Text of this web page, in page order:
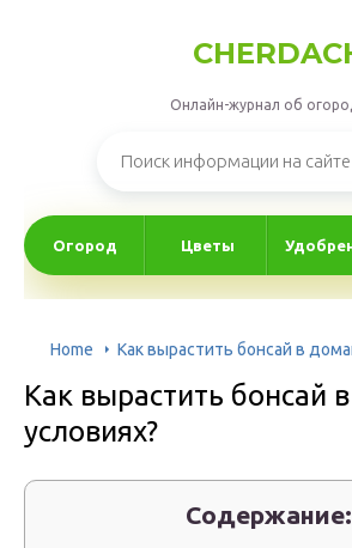
Онлайн-журнал об
Огород Цветы
Home Как вырастить бонсай в
Как вырастить бонсай
условиях?
Содержание: